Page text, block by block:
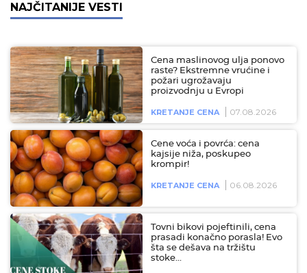
NAJČITANIJE VESTI
Cena maslinovog ulja ponovo
raste? Ekstremne vrućine i
požari ugrožavaju
proizvodnju u Evropi
KRETANJE CENA 07.08.2026
Cene voća i povrća: cena
kajsije niža, poskupeo
krompir!
KRETANJE CENA 06.08.2026
Tovni bikovi pojeftinili, cena
prasadi konačno porasla! Evo
šta se dešava na tržištu
stoke…